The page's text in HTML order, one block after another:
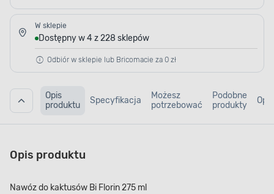
W sklepie
Dostępny w 4 z 228 sklepów
Odbiór w sklepie lub Bricomacie za 0 zł
Opis
produktu
Specyfikacja
Możesz
potrzebować
Podobne
produkty
Opis produktu
Nawóz do kaktusów Bi Florin 275 ml